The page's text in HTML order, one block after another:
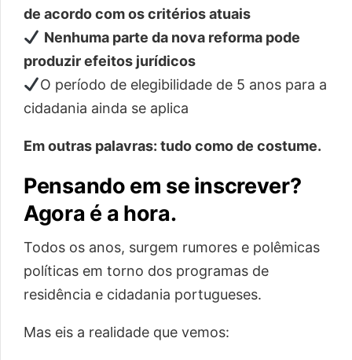
de acordo com os critérios atuais
Nenhuma parte da nova reforma pode
produzir efeitos jurídicos
O período de elegibilidade de 5 anos para a
cidadania ainda se aplica
Em outras palavras: tudo como de costume.
Pensando em se inscrever?
Agora é a hora.
Todos os anos, surgem rumores e polêmicas
políticas em torno dos programas de
residência e cidadania portugueses.
Mas eis a realidade que vemos: